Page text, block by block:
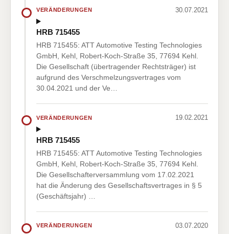
VERÄNDERUNGEN 30.07.2021
HRB 715455
HRB 715455: ATT Automotive Testing Technologies
GmbH, Kehl, Robert-Koch-Straße 35, 77694 Kehl.
Die Gesellschaft (übertragender Rechtsträger) ist
aufgrund des Verschmelzungsvertrages vom
30.04.2021 und der Ve…
VERÄNDERUNGEN 19.02.2021
HRB 715455
HRB 715455: ATT Automotive Testing Technologies
GmbH, Kehl, Robert-Koch-Straße 35, 77694 Kehl.
Die Gesellschafterversammlung vom 17.02.2021
hat die Änderung des Gesellschaftsvertrages in § 5
(Geschäftsjahr) …
VERÄNDERUNGEN 03.07.2020